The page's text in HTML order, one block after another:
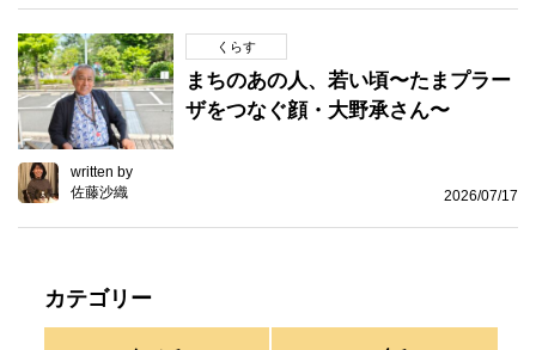
くらす
まちのあの人、若い頃〜たまプラー
ザをつなぐ顔・大野承さん〜
written by
佐藤沙織
2026/07/17
カテゴリー